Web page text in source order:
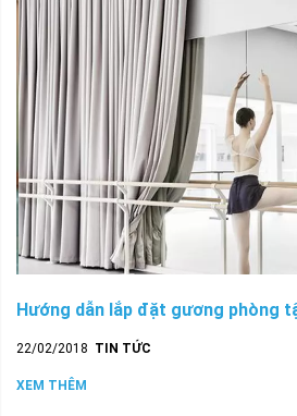
Hướng dẫn lắp đặt gương phòng
22/02/2018 TIN TỨC
XEM THÊM